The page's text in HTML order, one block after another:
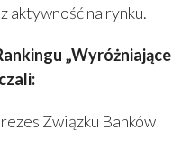
aktywność na rynku.
„Wyróżniające
Związku Banków